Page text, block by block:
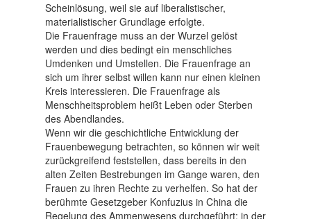
Scheinlösung, weil sie auf liberalistischer,
materialistischer Grundlage erfolgte.
Die Frauenfrage muss an der Wurzel gelöst
werden und dies bedingt ein menschliches
Umdenken und Umstellen. Die Frauenfrage an
sich um ihrer selbst willen kann nur einen kleinen
Kreis interessieren. Die Frauenfrage als
Menschheitsproblem heißt Leben oder Sterben
des Abendlandes.
Wenn wir die geschichtliche Entwicklung der
Frauenbewegung betrachten, so können wir weit
zurückgreifend feststellen, dass bereits in den
alten Zeiten Bestrebungen im Gange waren, den
Frauen zu ihren Rechte zu verhelfen. So hat der
berühmte Gesetzgeber Konfuzius in China die
Regelung des Ammenwesens durchgeführt; in der